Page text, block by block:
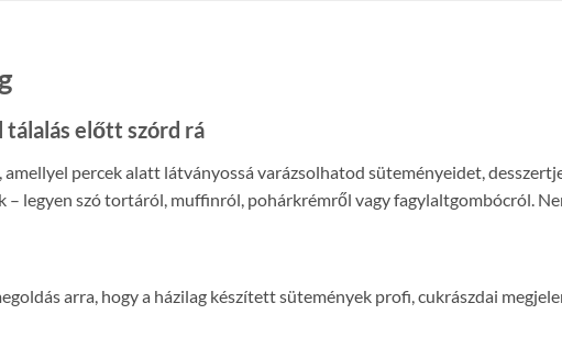
tálalás előtt szórd rá
percek alatt látványossá varázsolhatod süteményeidet,
– legyen szó tortáról, muffinról, pohárkrémről vagy fagylaltgombócról.
arra, hogy a házilag készített sütemények profi, cukrászdai